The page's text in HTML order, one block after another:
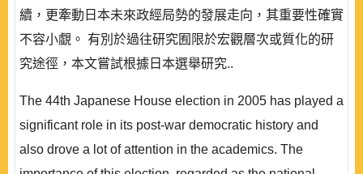
續，更牽動日本未來政經局勢的發展走向，其重要性確實
不容小覷。 有別於過往研究囿限於宏觀層次或質化的研
究途徑，本文嘗試根據日本選舉研究..
The 44th Japanese House election in 2005 has played a
significant role in its post-war democratic history and
also drove a lot of attention in the academics. The